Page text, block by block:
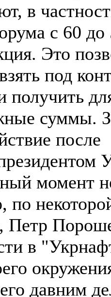
в
с 60 до
Это
под
получить
суммы.
после
момент
по
Петр
в
давним